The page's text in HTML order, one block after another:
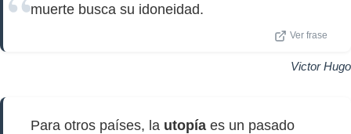
muerte busca su idoneidad.
Ver frase
Victor Hugo
Para otros países, la utopía es un pasado